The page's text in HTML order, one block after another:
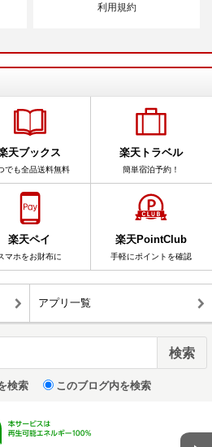
利用規約
天ブックス
でも全品送料無料
楽天トラベル
簡単宿泊予約！
楽天ペイ
マホをお財布に
楽天PointClub
手軽にポイントを確認
アプリ一覧
検索 このブログ内を検索